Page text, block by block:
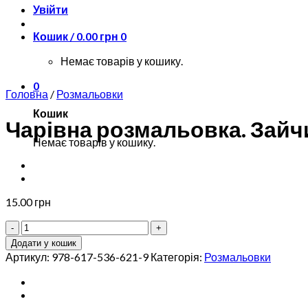
Увійти
Кошик /0.00 грн 0
Немає товарів у кошику.
0
Кошик
Немає товарів у кошику.
Головна / Розмальовки
Чарівна розмальовка.
15.00грн
Чарівна
розмальовка.
Зайчик
кількість
Додати у кошик
Артикул: 978-617-536-621-9 Категорія: Розмальовки